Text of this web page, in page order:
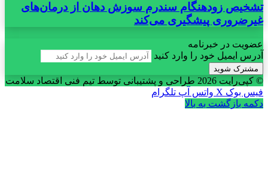
تشخیص زودهنگام سندرم سوزش دهان از درمان‌های
غیرضروری پیشگیری می‌کند
عضویت در خبرنامه
آدرس ایمیل خود را وارد کنید
© کپی‌رایت 2026
طراحی و پشتیبانی توسط تیم فنی اقتصاد سلامت
فیس بوک X واتس آپ تلگرام
دکمه بازگشت به بالا